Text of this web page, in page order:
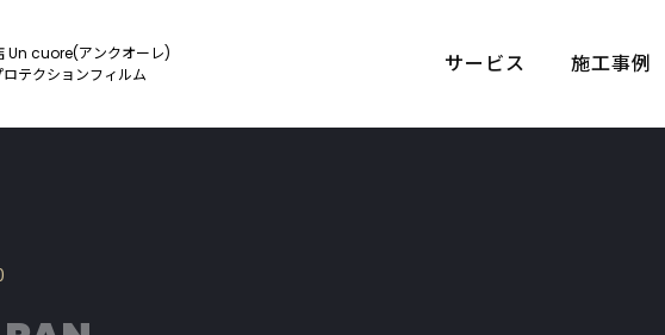
Un cuore(アンクオーレ)
テクションフィルム
サービス 施工事例